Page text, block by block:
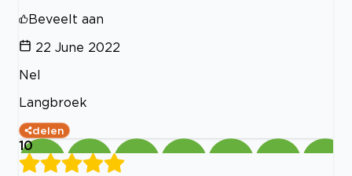
Beveelt aan
22 June 2022
Nel
Langbroek
delen
10